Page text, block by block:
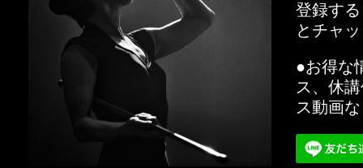
登録す
とチャ
●お得な
ス、休
ス動画